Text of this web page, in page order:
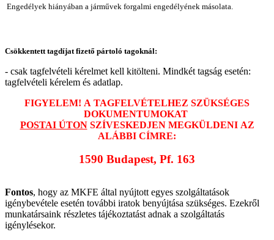
Engedélyek hiányában a járművek forgalmi engedélyének másolata.
Csökkentett tagdíjat fizető pártoló tagoknál:
- csak tagfelvételi kérelmet kell kitölteni. Mindkét tagság esetén:
tagfelvételi kérelem és adatlap.
FIGYELEM! A TAGFELVÉTELHEZ SZÜKSÉGES
DOKUMENTUMOKAT
POSTAI ÚTONSZÍVESKEDJEN MEGKÜLDENI AZ
ALÁBBI CÍMRE:
1590 Budapest, Pf. 163
Fontos, hogy az MKFE által nyújtott egyes szolgáltatások
igénybevétele esetén további iratok benyújtása szükséges. Ezekről
munkatársaink részletes tájékoztatást adnak a szolgáltatás
igénylésekor.